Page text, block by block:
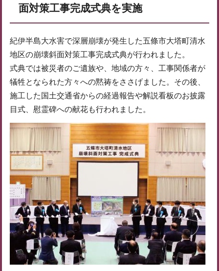
面対策工事完成式典を実施
紀伊半島大水害で深層崩壊が発生した五條市大塔町清水
地区の崩壊斜面対策工事完成式典が行われました。
式典では被災者のご遺族や、地域の方々、工事関係者が
犠牲となられた方々への黙祷をささげました。その後、
施工した国土交通省からの経過報告や解説看板のお披露
目式、慰霊碑への献花も行われました。